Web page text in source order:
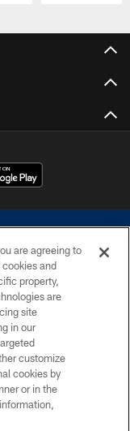
duplicate in any form
Dallas Cowboys
to request personal or
are agreeing to
and
property,
are
site
in our
customize
cookies by
or in the